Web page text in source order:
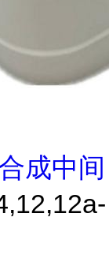
成中间